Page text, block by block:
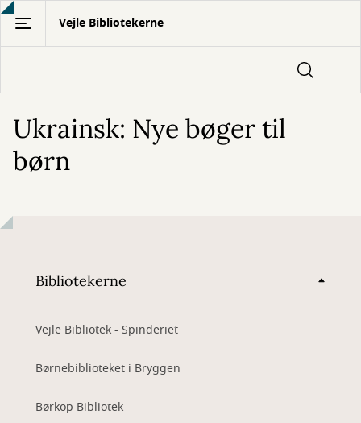
Gå
hovedindhold
Vejle Bibliotekerne
Ukrainsk: Nye bøger til
børn
Bibliotekerne
Vejle Bibliotek - Spinderiet
Børnebiblioteket i Bryggen
Børkop Bibliotek